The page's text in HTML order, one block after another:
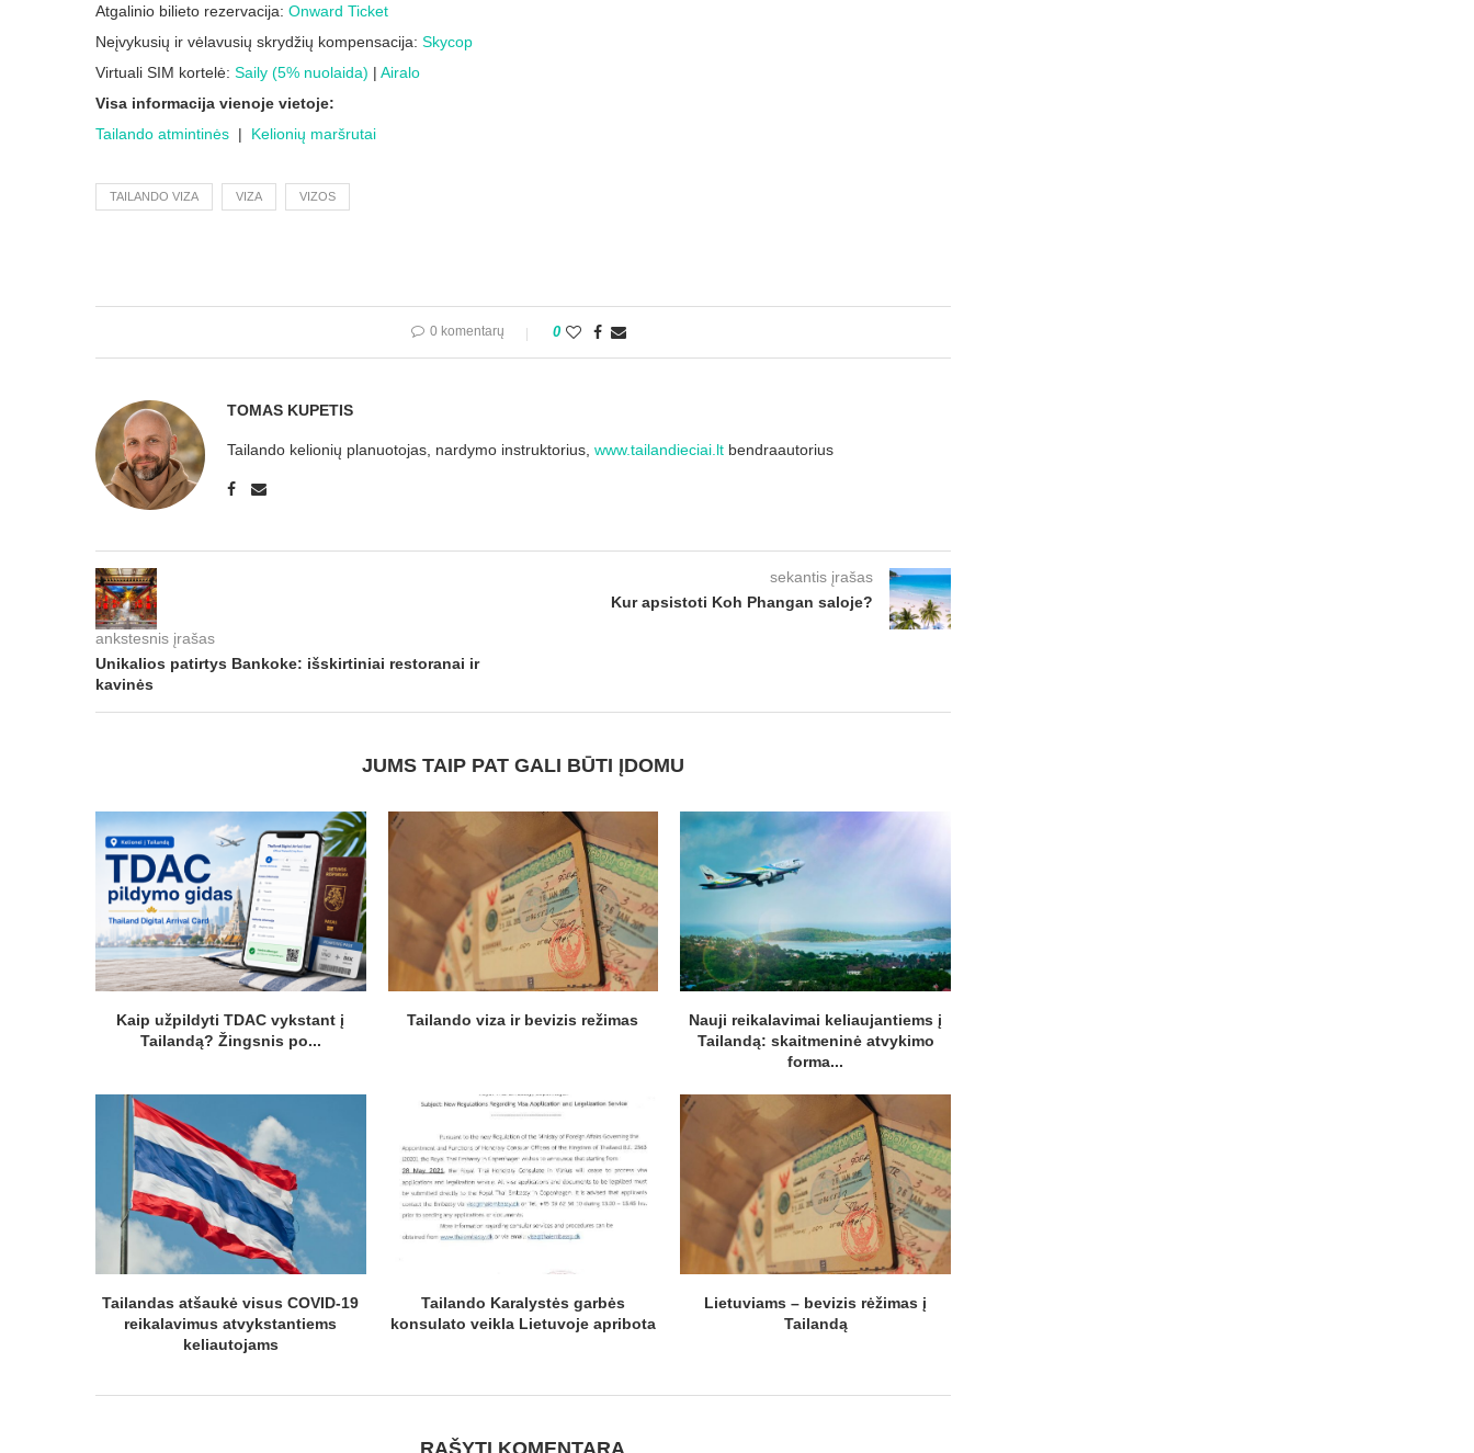
Atgalinio bilieto rezervacija: Onward Ticket
Neįvykusių ir vėlavusių skrydžių kompensacija: Skycop
Virtuali SIM kortelė: Saily (5% nuolaida) | Airalo
Visa informacija vienoje vietoje:
Tailando atmintinės | Kelionių maršrutai
TAILANDO VIZA VIZA VIZOS
0 komentarų 0
TOMAS KUPETIS
Tailando kelionių planuotojas, nardymo instruktorius, www.tailandieciai.lt bendraautorius
ankstesnis įrašas
Unikalios patirtys Bankoke: išskirtiniai restoranai ir
kavinės
sekantis įrašas
Kur apsistoti Koh Phangan saloje?
JUMS TAIP PAT GALI BŪTI ĮDOMU
Kaip užpildyti TDAC vykstant į
Tailandą? Žingsnis po...
Tailando viza ir bevizis režimas
Nauji reikalavimai keliaujantiems į
Tailandą: skaitmeninė atvykimo
forma...
Tailandas atšaukė visus COVID-19
reikalavimus atvykstantiems
keliautojams
Tailando Karalystės garbės
konsulato veikla Lietuvoje apribota
Lietuviams – bevizis rėžimas į
Tailandą